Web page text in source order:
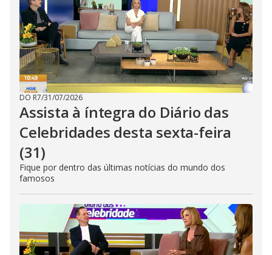
DO R7/31/07/2026
Assista à íntegra do Diário das
Celebridades desta sexta-feira
(31)
Fique por dentro das últimas notícias do mundo dos
famosos